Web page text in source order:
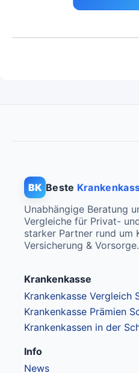
BK Beste
Unabhängige Beratung
Vergleiche für Privat-
starker Partner rund um
Versicherung & Vorsorge.
Krankenkasse
Krankenkasse Vergleich
Krankenkasse Prämien
Krankenkassen in der
Info
News